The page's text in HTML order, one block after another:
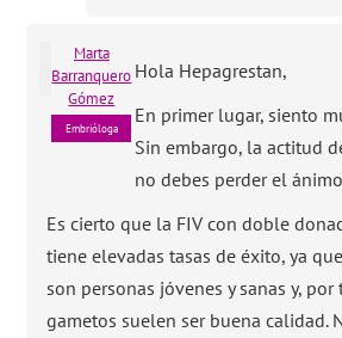
Marta
Barranquero
Gómez
Embrióloga
Hola Hepagrestan,
En primer lugar, siento
Sin embargo, la actitud
no debes perder el
Es cierto que la FIV con doble
tiene elevadas tasas de éxito, ya
son personas jóvenes y sanas y, por
gametos suelen ser buena calidad.